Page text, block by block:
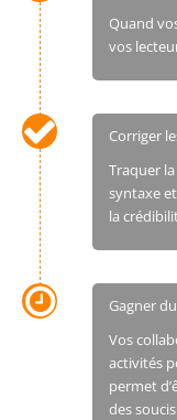
Quand
vos
Corriger
Traquer
syntaxe
la
Gagner
Vos
activités
permet
des